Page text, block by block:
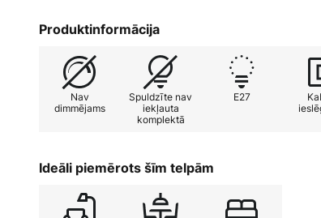
Produktinformācija
Nav
dimmējams
Spuldzīte nav
iekļauta
komplektā
E27
Ideāli piemērots šīm telpām